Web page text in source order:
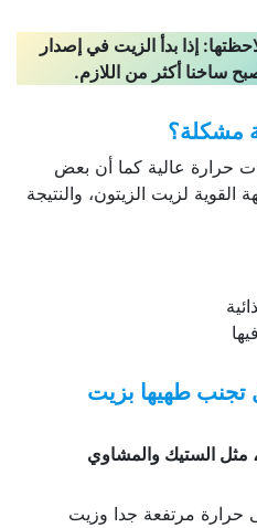
إذا بدأ الزيت في إصدار
ساخنا أكثر من اللازم.
مشكلة؟
عالية كما أن بعض
القوية لزيت الزيتون، والنتيجة
تجنب طهيها بزيت
مثل الستيك والمشاوي
حرارة مرتفعة جدا وزيت